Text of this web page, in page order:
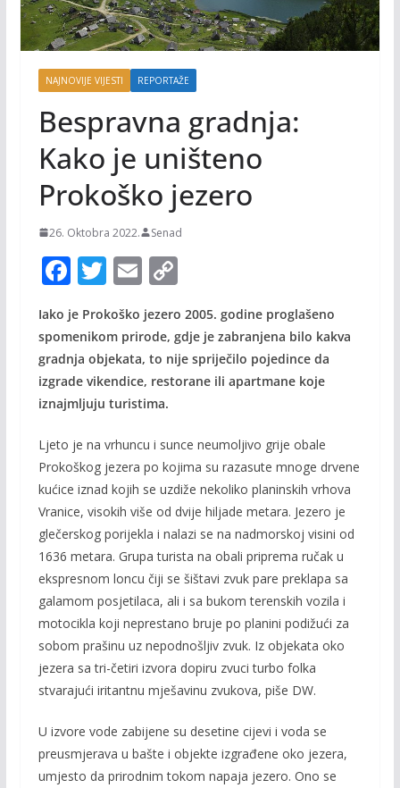
NAJNOVIJE VIJESTI REPORTAŽE
Bespravna gradnja:
Kako je uništeno
Prokoško jezero
26. Oktobra 2022. Senad
F
ac
e
b
o
o
k
T
w
itt
er
E
m
ai
l
C
p
y
Li
k
Iako je Prokoško jezero 2005. godine proglašeno
spomenikom prirode, gdje je zabranjena bilo kakva
gradnja objekata, to nije spriječilo pojedince da
izgrade vikendice, restorane ili apartmane koje
iznajmljuju turistima.
Ljeto je na vrhuncu i sunce neumoljivo grije obale
Prokoškog jezera po kojima su razasute mnoge drvene
kućice iznad kojih se uzdiže nekoliko planinskih vrhova
Vranice, visokih više od dvije hiljade metara. Jezero je
glečerskog porijekla i nalazi se na nadmorskoj visini od
1636 metara. Grupa turista na obali priprema ručak u
ekspresnom loncu čiji se šištavi zvuk pare preklapa sa
galamom posjetilaca, ali i sa bukom terenskih vozila i
motocikla koji neprestano bruje po planini podižući za
sobom prašinu uz nepodnošljiv zvuk. Iz objekata oko
jezera sa tri-četiri izvora dopiru zvuci turbo folka
stvarajući iritantnu mješavinu zvukova, piše DW.
U izvore vode zabijene su desetine cijevi i voda se
preusmjerava u bašte i objekte izgrađene oko jezera,
umjesto da prirodnim tokom napaja jezero. Ono se